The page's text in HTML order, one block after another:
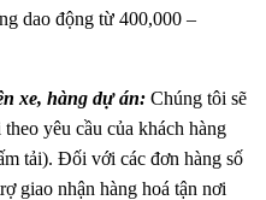
dao động từ 400,000 –
xe, hàng dự án: Chúng tôi sẽ
yêu cầu của khách hàng
tải). Đối với các đơn hàng số
giao nhận hàng hoá tận nơi